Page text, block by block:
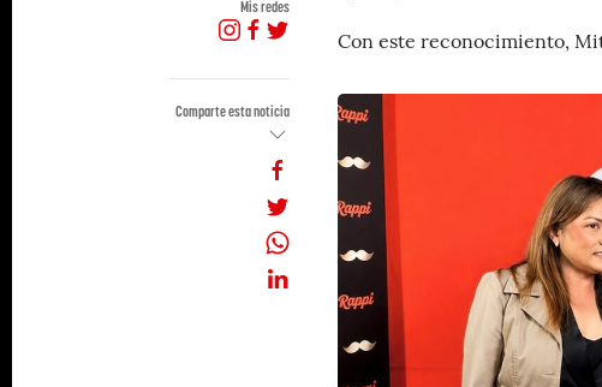
Mis redes
Comparte esta noticia
Con este reconocimiento,